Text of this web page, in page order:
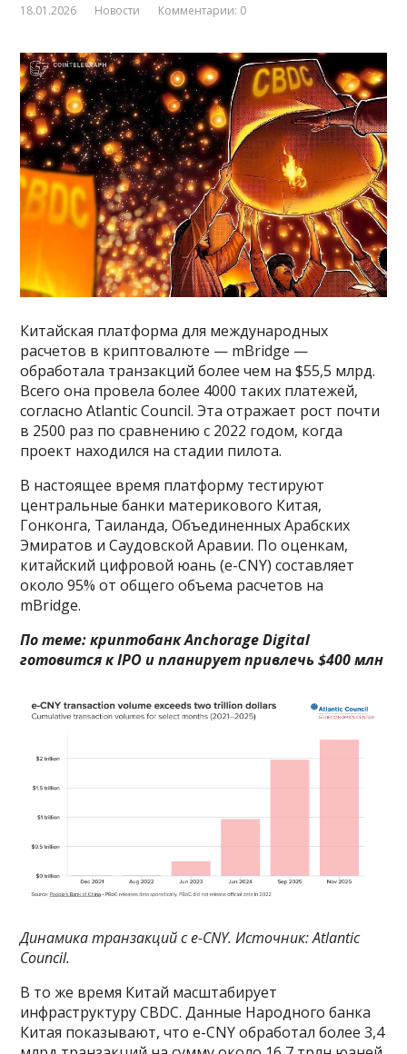
18.01.2026 Новости Комментарии: 0
Китайская платформа для международных
расчетов в криптовалюте — mBridge —
обработала транзакций более чем на $55,5 млрд.
Всего она провела более 4000 таких платежей,
согласно Atlantic Council. Эта отражает рост почти
в 2500 раз по сравнению с 2022 годом, когда
проект находился на стадии пилота.
В настоящее время платформу тестируют
центральные банки материкового Китая,
Гонконга, Таиланда, Объединенных Арабских
Эмиратов и Саудовской Аравии. По оценкам,
китайский цифровой юань (e-CNY) составляет
около 95% от общего объема расчетов на
mBridge.
По теме:криптобанк Anchorage Digital
готовится к IPO и планирует привлечь $400 млн
Динамика транзакций с e-CNY. Источник: Atlantic
Council.
В то же время Китай масштабирует
инфраструктуру CBDC. Данные Народного банка
Китая показывают, что e-CNY обработал более 3,4